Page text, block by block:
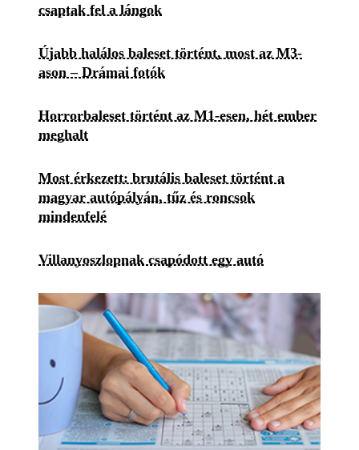
csaptak fel a lángok
Újabb halálos baleset történt, most az M3-
ason – Drámai fotók
Horrorbaleset történt az M1-esen, hét ember
meghalt
Most érkezett: brutális baleset történt a
magyar autópályán, tűz és roncsok
mindenfelé
Villanyoszlopnak csapódott egy autó